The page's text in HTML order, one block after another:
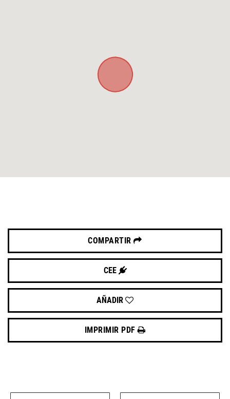
COMPARTIR
CEE
AÑADIR
IMPRIMIR PDF